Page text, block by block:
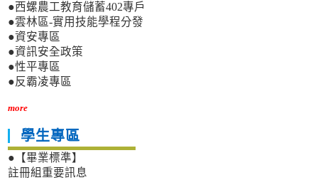
●西螺農工教育儲蓄402專戶
●雲林區-實用技能學程分發
●資安專區
●資訊安全政策
●性平專區
●反霸凌專區
more
學生專區
●【畢業標準】
註冊組重要訊息